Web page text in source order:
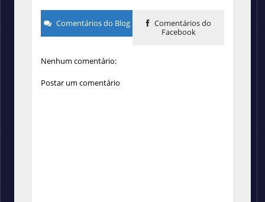
Comentários do Blog
Comentários do
Facebook
Nenhum comentário:
Postar um comentário